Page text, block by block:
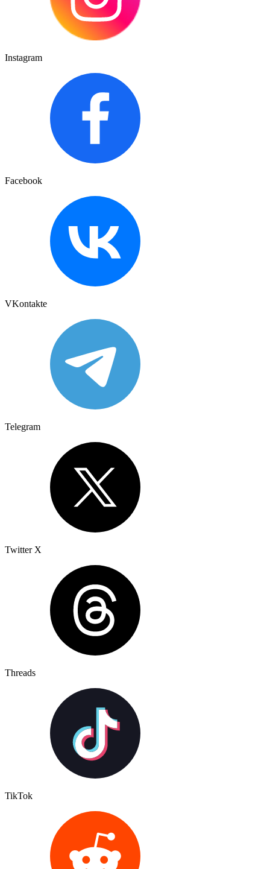
Instagram
Facebook
VKontakte
Telegram
Twitter X
Threads
TikTok